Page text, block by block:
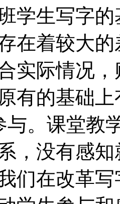
学生写字
在着较大
实际情况
有的基础
。课堂教
，没有感
们在改革